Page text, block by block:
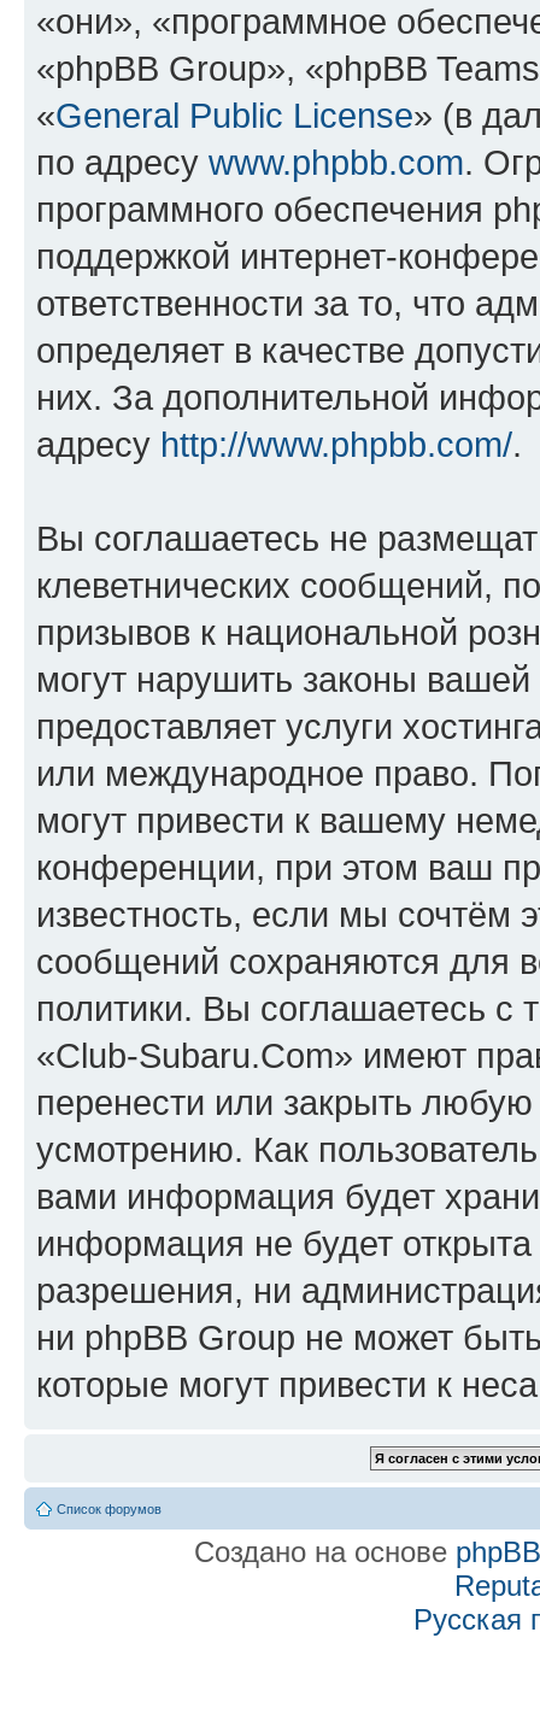
«они», «программное
«phpBB Group», «phpBB
«General Public License» (в
по адресу www.phpbb.com.
программного обеспечения
поддержкой интернет-
ответственности за то, что
определяет в качестве
них. За дополнительной
адресу http://www.phpbb.com/.
Вы соглашаетесь не
клеветнических сообщений,
призывов к национальной
могут нарушить законы
предоставляет услуги
или международное право.
могут привести к вашему
конференции, при этом ваш
известность, если мы сочтём
сообщений сохраняются для
политики. Вы соглашаетесь
«Club-Subaru.Com» имеют
перенести или закрыть
усмотрению. Как
вами информация будет
информация не будет
разрешения, ни
ни phpBB Group не может
которые могут привести к
Список форумов
Создано на основе phpBB
Русская